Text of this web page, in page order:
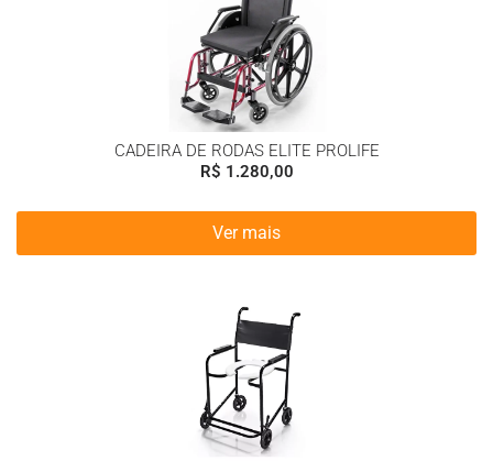
CADEIRA DE RODAS ELITE PROLIFE
R$ 1.280,00
Ver mais